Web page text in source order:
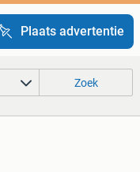
Plaats advertentie
Zoek